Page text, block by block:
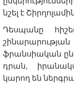
նշել է
Դեսպանը
ֆրանսիական
դրան,
կարող են